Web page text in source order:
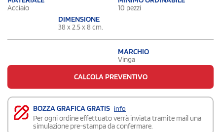
Acciaio 10 pezzi
DIMENSIONE
38 x 2.5 x 8 cm.
MARCHIO
Vinga
CALCOLA PREVENTIVO
BOZZA GRAFICA GRATIS info
Per ogni ordine effettuato verrà inviata tramite mail una
simulazione pre-stampa da confermare.